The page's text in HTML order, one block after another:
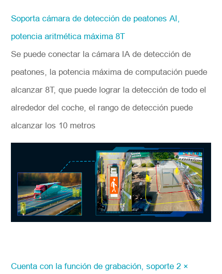
Soporta cámara de detección de peatones AI,
potencia aritmética máxima 8T
Se puede conectar la cámara IA de detección de
peatones, la potencia máxima de computación puede
alcanzar 8T, que puede lograr la detección de todo el
alrededor del coche, el rango de detección puede
alcanzar los 10 metros
Cuenta con la función de grabación, soporte 2 ×